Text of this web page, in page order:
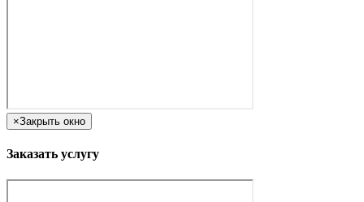
×Закрыть окно
Заказать услугу